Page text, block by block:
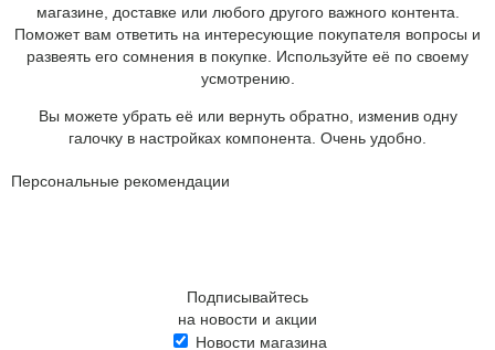
магазине, доставке или любого другого важного контента.
Поможет вам ответить на интересующие покупателя вопросы и
развеять его сомнения в покупке. Используйте её по своему
усмотрению.
Вы можете убрать её или вернуть обратно, изменив одну
галочку в настройках компонента. Очень удобно.
Персональные рекомендации
Подписывайтесь
на новости и акции
Новости магазина